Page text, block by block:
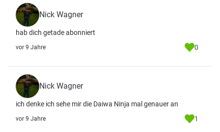
Nick Wagner
hab dich getade abonniert
vor 9 Jahre 0
Nick Wagner
ich denke ich sehe mir die Daiwa Ninja mal genauer an
vor 9 Jahre 1